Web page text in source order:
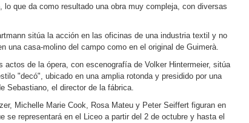
lo que da como resultado una obra muy compleja, con diversas
sitúa la acción en las oficinas de una industria textil y no
una casa-molino del campo como en el original de Guimerà.
actos de la ópera, con escenografía de Volker Hintermeier, sitúa
"decó", ubicado en una amplia rotonda y presidido por una
Sebastiano, el director de la fábrica.
Michelle Marie Cook, Rosa Mateu y Peter Seiffert figuran en
se representará en el Liceo a partir del 2 de octubre y hasta el